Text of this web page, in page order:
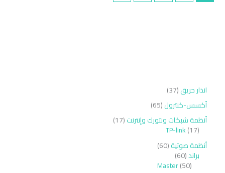
انذار حريق 37
أكسس-كنترول 65
أنظمة شبكات ونتورك وإنترنت 17
TP-link 17
أنظمة صوتية 60
براند 60
Master 50